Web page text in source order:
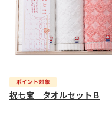
祝七宝 タオルセットＢ